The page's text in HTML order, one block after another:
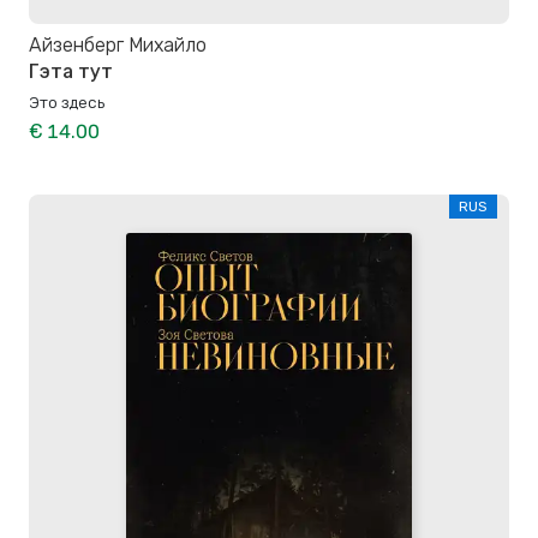
Айзенберг Михайло
Гэта тут
Это здесь
€ 14.00
RUS